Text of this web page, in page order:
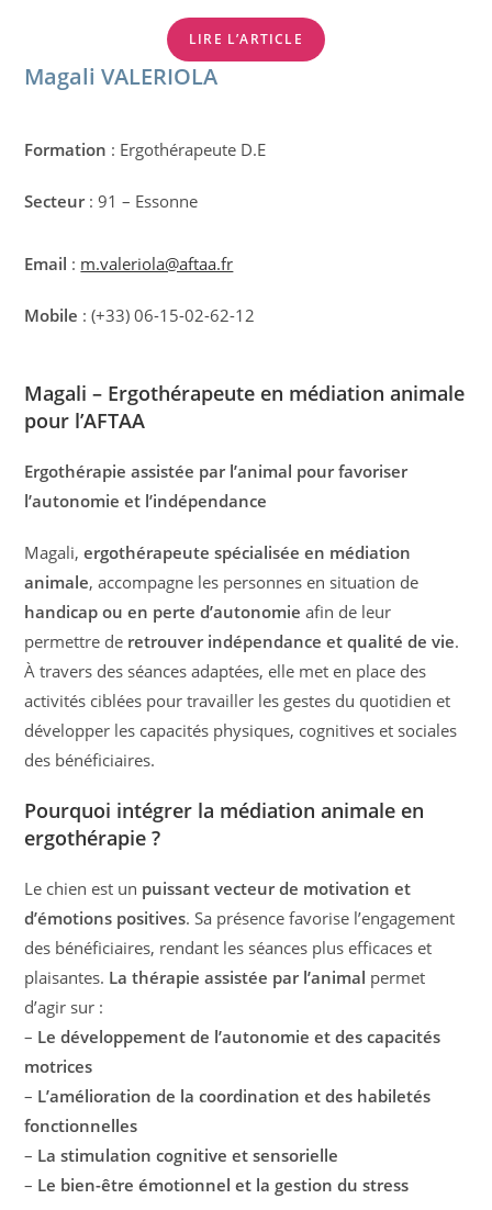
LIRE L’ARTICLE
Magali VALERIOLA
Formation : Ergothérapeute D.E
Secteur: 91 – Essonne
Email : m.valeriola@aftaa.fr
Mobile : (+33) 06-15-02-62-12
Magali – Ergothérapeute en médiation animale
pour l’AFTAA
Ergothérapie assistée par l’animal pour favoriser
l’autonomie et l’indépendance
Magali,ergothérapeute spécialisée en médiation
animale, accompagne les personnes en situation de
handicap ou en perte d’autonomie afin de leur
permettre de retrouver indépendance et qualité de vie.
À travers des séances adaptées, elle met en place des
activités ciblées pour travailler les gestes du quotidien et
développer les capacités physiques, cognitives et sociales
des bénéficiaires.
Pourquoi intégrer la médiation animale en
ergothérapie ?
Le chien est un puissant vecteur de motivation et
d’émotions positives. Sa présence favorise l’engagement
des bénéficiaires, rendant les séances plus efficaces et
plaisantes. La thérapie assistée par l’animal permet
d’agir sur :
– Le développement de l’autonomie et des capacités
motrices
– L’amélioration de la coordination et des habiletés
fonctionnelles
– La stimulation cognitive et sensorielle
– Le bien-être émotionnel et la gestion du stress